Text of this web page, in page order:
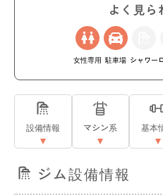
よく見ら
女性専用 駐車場 シャワー
設備情報 マシン系 基本
ジム設備情報